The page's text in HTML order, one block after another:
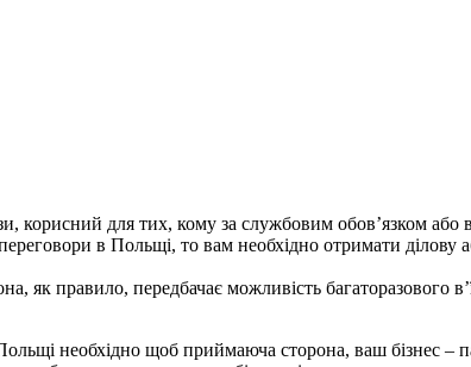
корисний для тих, кому за службовим обов’язком або
в Польщі, то вам необхідно отримати ділову
як правило, передбачає можливість багаторазового
Польщі необхідно щоб приймаюча сторона, ваш